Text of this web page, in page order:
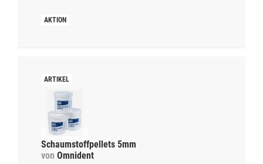
Schaumstoffpellets 5mm
von Omnident